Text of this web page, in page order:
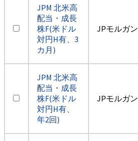
JPM 北米高
配当・成長
株F(米ドル
対円H有、3
カ月)
JPモルガン
JPM 北米高
配当・成長
株F(米ドル
対円H有、
年2回)
JPモルガン